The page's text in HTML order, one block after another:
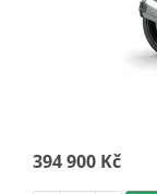
394 900 Kč